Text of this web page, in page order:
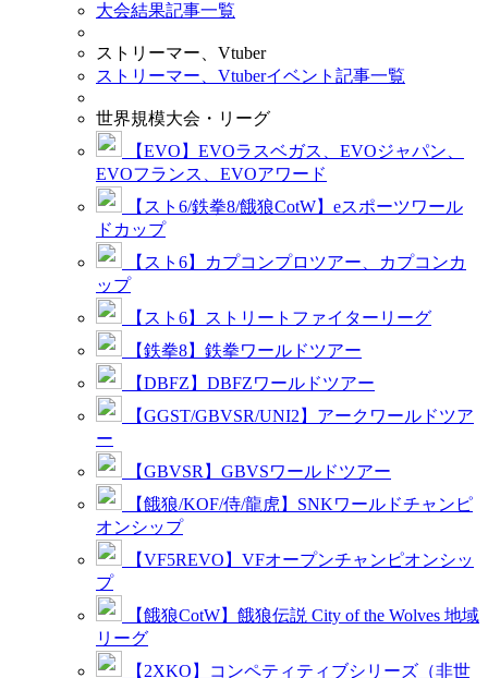
大会結果記事一覧
ストリーマー、Vtuber
ストリーマー、Vtuberイベント記事一覧
世界規模大会・リーグ
【EVO】EVOラスベガス、EVOジャパン、
EVOフランス、EVOアワード
【スト6/鉄拳8/餓狼CotW】eスポーツワール
ドカップ
【スト6】カプコンプロツアー、カプコンカ
ップ
【スト6】ストリートファイターリーグ
【鉄拳8】鉄拳ワールドツアー
【DBFZ】DBFZワールドツアー
【GGST/GBVSR/UNI2】アークワールドツア
ー
【GBVSR】GBVSワールドツアー
【餓狼/KOF/侍/龍虎】SNKワールドチャンピ
オンシップ
【VF5REVO】VFオープンチャンピオンシッ
プ
【餓狼CotW】餓狼伝説 City of the Wolves 地域
リーグ
【2XKO】コンペティティブシリーズ（非世